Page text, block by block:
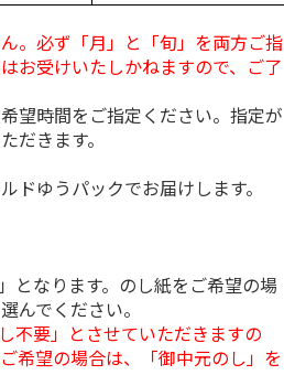
。必ず「月」と「旬」を両方ご指
お受けいたしかねますので、ご了
望時間をご指定ください。指定が
だきます。
ゆうパックでお届けします。
となります。のし紙をご希望の場
んでください。
不要」とさせていただきますの
希望の場合は、「御中元のし」を